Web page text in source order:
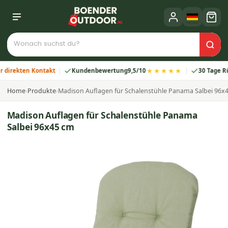
Kontakt Kundenbewertung9,5/10★★★★★ 30 Tage
Home›Produkte›Madison Auflagen für Schalenstühle Panama Salbei
Madison Auflagen für Schalenstühle Panama
Salbei 96x45 cm